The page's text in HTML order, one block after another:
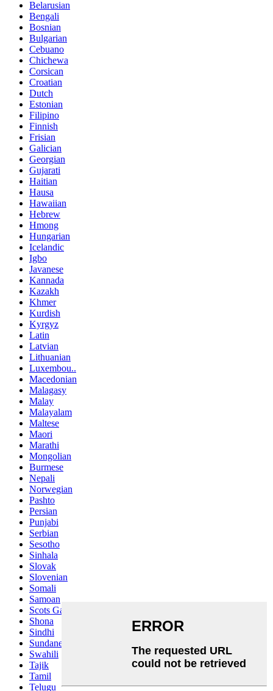
Belarusian
Bengali
Bosnian
Bulgarian
Cebuano
Chichewa
Corsican
Croatian
Dutch
Estonian
Filipino
Finnish
Frisian
Galician
Georgian
Gujarati
Haitian
Hausa
Hawaiian
Hebrew
Hmong
Hungarian
Icelandic
Igbo
Javanese
Kannada
Kazakh
Khmer
Kurdish
Kyrgyz
Latin
Latvian
Lithuanian
Luxembou..
Macedonian
Malagasy
Malay
Malayalam
Maltese
Maori
Marathi
Mongolian
Burmese
Nepali
Norwegian
Pashto
Persian
Punjabi
Serbian
Sesotho
Sinhala
Slovak
Slovenian
Somali
Samoan
Scots Gaelic
Shona
Sindhi
Sundanese
Swahili
Tajik
Tamil
Telugu